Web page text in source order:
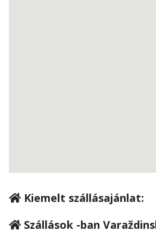
Kiemelt szállásajánlat:
Szállások -ban